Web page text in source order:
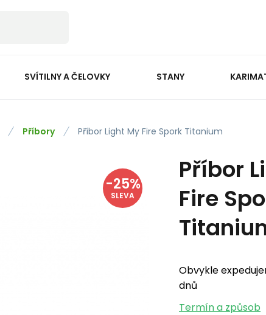
SVÍTILNY A ČELOVKY STANY
Příbory Příbor Light My Fire Spork Titanium
-25%
SLEVA
Příbor
Fire
Obvykle
dnů
Termín a způsob